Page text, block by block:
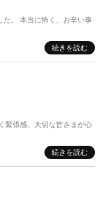
た。 本当に怖く、お辛い事
続きを読む
緊張感、大切な皆さまが心
続きを読む